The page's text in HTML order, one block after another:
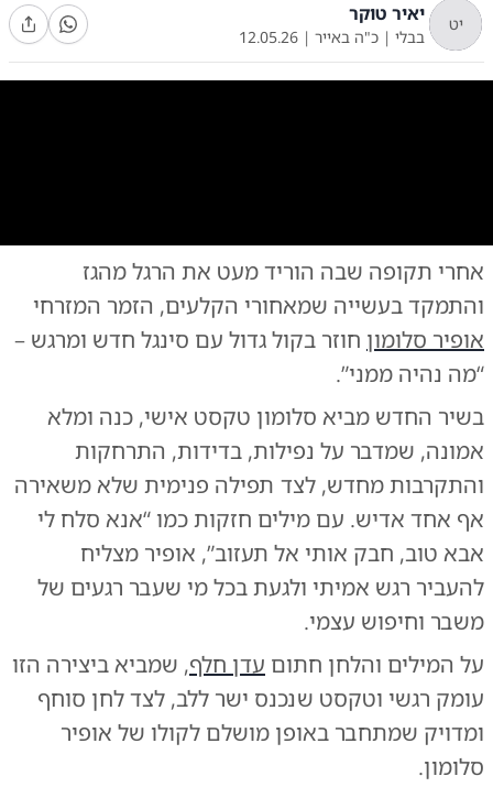
יט יאיר טוקר
בבלי | כ"ה באייר |
12.05.26
אחרי תקופה שבה הוריד מעט את הרגל מהגז
והתמקד בעשייה שמאחורי הקלעים, הזמר המזרחי
אופיר סלומון חוזר בקול גדול עם סינגל חדש ומרגש –
“מה נהיה ממני”.
בשיר החדש מביא סלומון טקסט אישי, כנה ומלא
אמונה, שמדבר על נפילות, בדידות, התרחקות
והתקרבות מחדש, לצד תפילה פנימית שלא משאירה
אף אחד אדיש. עם מילים חזקות כמו “אנא סלח לי
אבא טוב, חבק אותי אל תעזוב”, אופיר מצליח
להעביר רגש אמיתי ולגעת בכל מי שעבר רגעים של
משבר וחיפוש עצמי.
על המילים והלחן חתום עדן חלף, שמביא ביצירה הזו
עומק רגשי וטקסט שנכנס ישר ללב, לצד לחן סוחף
ומדויק שמתחבר באופן מושלם לקולו של אופיר
סלומון.